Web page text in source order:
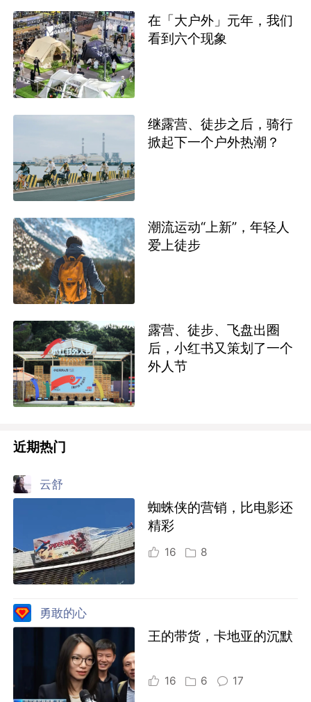
在「大户外」元年，我们
看到六个现象
继露营、徒步之后，骑行
掀起下一个户外热潮？
潮流运动“上新”，年轻人
爱上徒步
露营、徒步、飞盘出圈
后，小红书又策划了一个
外人节
近期热门
云舒
蜘蛛侠的营销，比电影还
精彩
16 8
勇敢的心
王的带货，卡地亚的沉默
16 6 17